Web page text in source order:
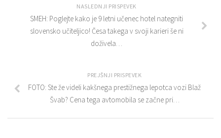
NASLEDNJI PRISPEVEK
SMEH: Poglejte kako je 9 letni učenec hotel nategniti
slovensko učiteljico! Česa takega v svoji karieri še ni
doživela…
PREJŠNJI PRISPEVEK
FOTO: Ste že videli kakšnega prestižnega lepotca vozi Blaž
Švab? Cena tega avtomobila se začne pri…